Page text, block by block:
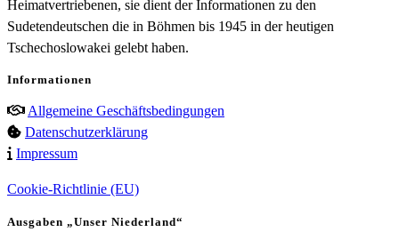
Heimatvertriebenen, sie dient der Informationen zu den
Sudetendeutschen die in Böhmen bis 1945 in der heutigen
Tschechoslowakei gelebt haben.
Informationen
Allgemeine Geschäftsbedingungen
Datenschutzerklärung
Impressum
Cookie-Richtlinie (EU)
Ausgaben „Unser Niederland“